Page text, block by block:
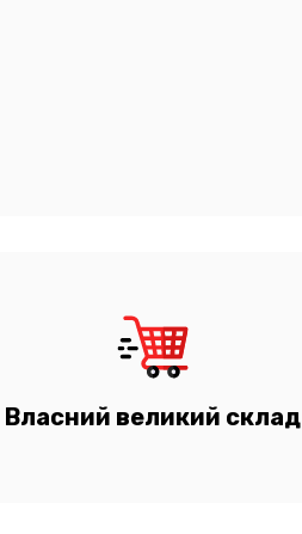
Власний великий склад